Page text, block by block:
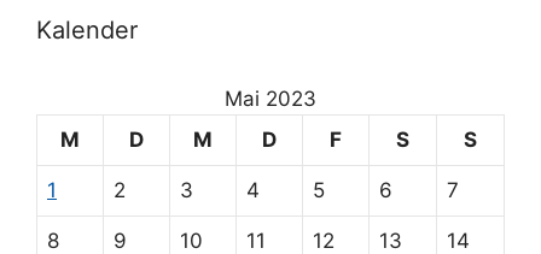
Kalender
Mai 2023
M
D M D F S S
1 2 3 4 5 6 7
8 9 10 11 12 13 14